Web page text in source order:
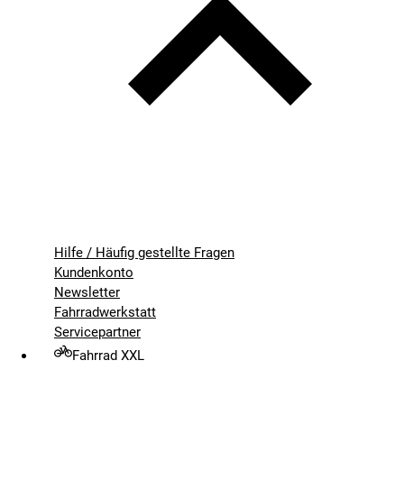
Hilfe / Häufig gestellte Fragen
Kundenkonto
Newsletter
Fahrradwerkstatt
Servicepartner
Fahrrad XXL